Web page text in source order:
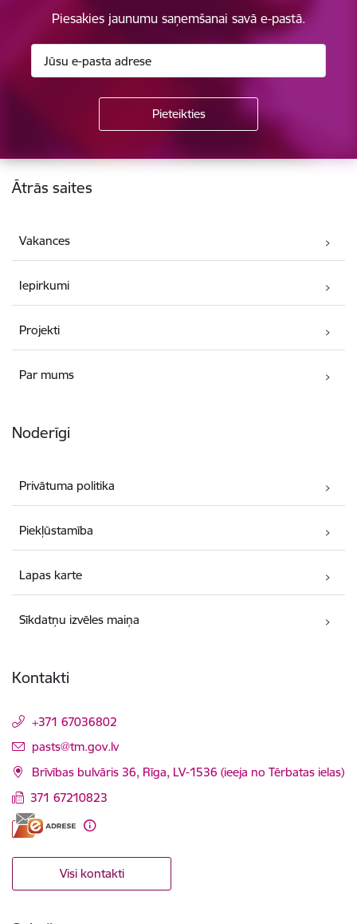
Piesakies jaunumu saņemšanai savā e-pastā.
Kājene
Ātrās saites
Vakances
Iepirkumi
Projekti
Par mums
Noderīgi
Privātuma politika
Piekļūstamība
Lapas karte
Sīkdatņu izvēles maiņa
Kontakti
+371 67036802
E-pasts:
pasts@tm.gov.lv
Brīvības bulvāris 36, Rīga, LV-1536 (ieeja no Tērbatas ielas)
371 67210823
Visi kontakti